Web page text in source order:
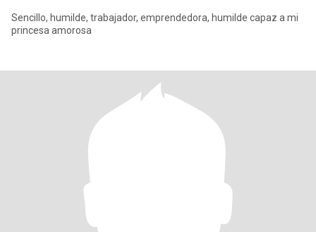
Sencillo, humilde, trabajador, emprendedora, humilde capaz a mi
princesa amorosa